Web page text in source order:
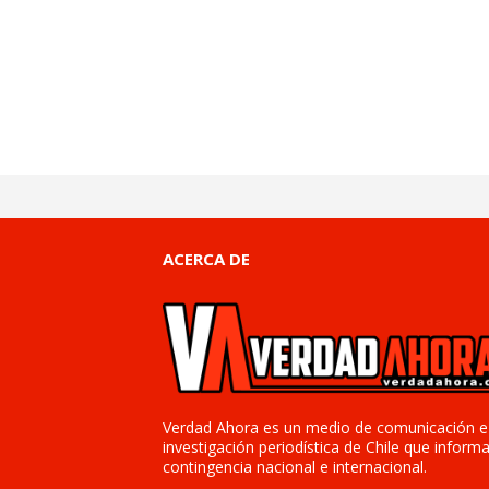
ACERCA DE
Verdad Ahora es un medio de comunicación e
investigación periodística de Chile que
contingencia nacional e internacional.